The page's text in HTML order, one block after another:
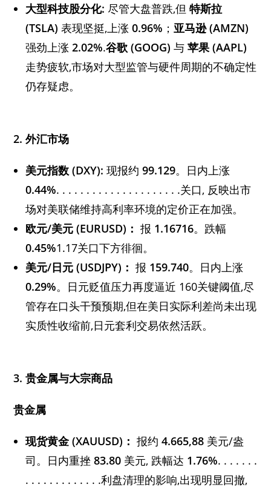
大型科技股分化: 尽管大盘普跌,但特斯拉
(TSLA) 表现坚挺,上涨0.96% ； 亚马逊 (AMZN)
强劲上涨2.02%.谷歌 (GOOG) 与苹果 (AAPL)
走势疲软,市场对大型监管与硬件周期的不确定性
仍存疑虑。
2. 外汇市场
美元指数 (DXY): 现报约99.129。日内上涨
0.44%. . . . . . . . . . . . . . . . . . . . .关口, 反映出市
场对美联储维持高利率环境的定价正在加强。
欧元/美元 (EURUSD)： 报 1.16716。跌幅
0.45%1.17关口下方徘徊。
美元/日元 (USDJPY)： 报 159.740。日内上涨
0.29%。日元贬值压力再度逼近 160关键阈值,尽
管存在口头干预预期,但在美日实际利差尚未出现
实质性收缩前,日元套利交易依然活跃。
3. 贵金属与大宗商品
贵金属
现货黄金 (XAUUSD)： 报约4.665,88 美元/盎
司。日内重挫83.80 美元, 跌幅达 1.76%. . . . . . .
. . . . . . . . . . . . .利盘清理的影响,出现明显回撤,